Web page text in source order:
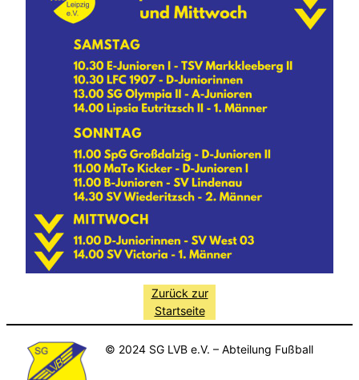
Zurück zur
Startseite
© 2024 SG LVB e.V. – Abteilung Fußball